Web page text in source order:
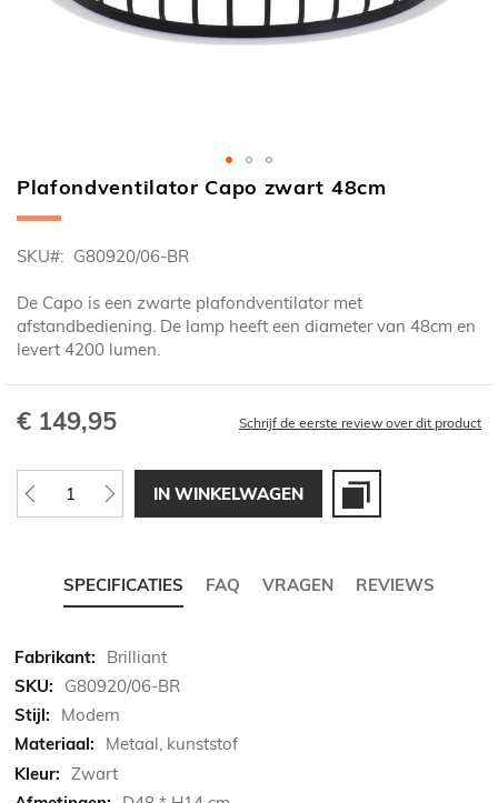
Ga
naar
begin
de
afbeeldingen-
gallerij
Plafondventilator Capo zwart 48cm
SKU G80920/06-BR
De Capo is een zwarte plafondventilator met
afstandbediening. De lamp heeft een diameter van 48cm en
levert 4200 lumen.
€ 149,95 Schrijf de eerste review over dit product
IN WINKELWAGEN
SPECIFICATIES FAQ VRAGEN REVIEWS
Meer
informatie
Brilliant
G80920/06-BR
Modern
Metaal, kunststof
Zwart